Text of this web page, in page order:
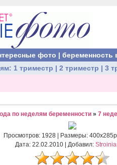
фото | беременность
1 триместр | 2 триместр | 3
по неделям беременности » 7
Просмотров: 1928 | Размеры:
Дата: 22.02.2010 | Добавил: